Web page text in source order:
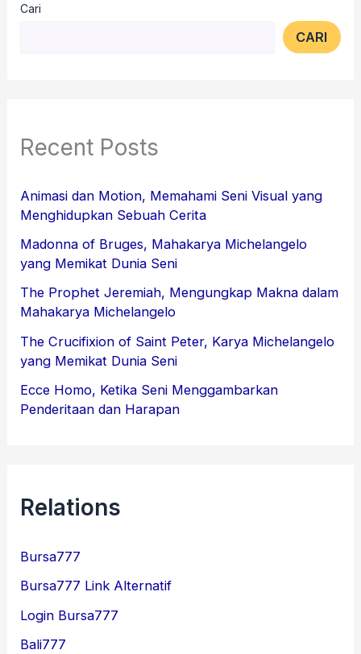
Cari
CARI
Recent Posts
Animasi dan Motion, Memahami Seni Visual yang
Menghidupkan Sebuah Cerita
Madonna of Bruges, Mahakarya Michelangelo
yang Memikat Dunia Seni
The Prophet Jeremiah, Mengungkap Makna dalam
Mahakarya Michelangelo
The Crucifixion of Saint Peter, Karya Michelangelo
yang Memikat Dunia Seni
Ecce Homo, Ketika Seni Menggambarkan
Penderitaan dan Harapan
Relations
Bursa777
Bursa777 Link Alternatif
Login Bursa777
Bali777